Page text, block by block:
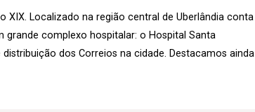
XIX. Localizado na região central de Uberlândia conta
grande complexo hospitalar: o Hospital Santa
dos Correios na cidade. Destacamos ainda